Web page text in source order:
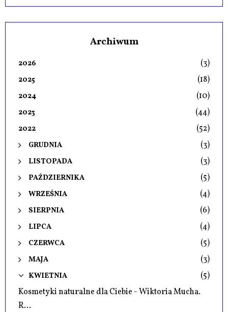
Archiwum
2026 (3)
2025 (18)
2024 (10)
2023 (44)
2022 (52)
GRUDNIA (3)
LISTOPADA (3)
PAŹDZIERNIKA (5)
WRZEŚNIA (4)
SIERPNIA (6)
LIPCA (4)
CZERWCA (5)
MAJA (3)
KWIETNIA
(5)
Kosmetyki naturalne dla Ciebie - Wiktoria Mucha.
R...